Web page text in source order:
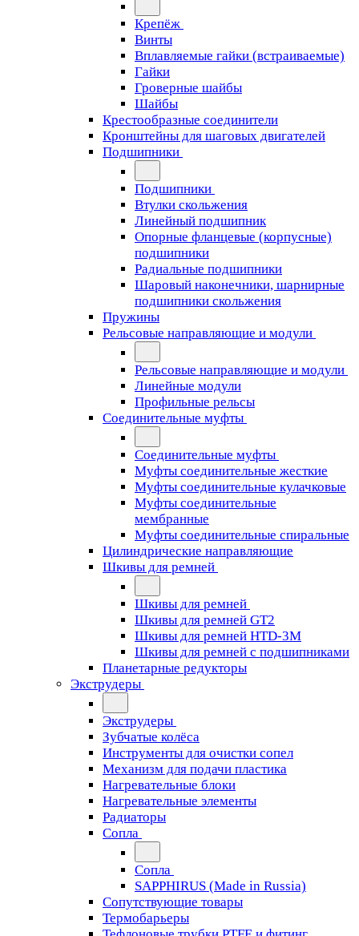
Крепёж
Винты
Вплавляемые гайки (встраиваемые)
Гайки
Гроверные шайбы
Шайбы
Крестообразные соединители
Кронштейны для шаговых двигателей
Подшипники
Подшипники
Втулки скольжения
Линейный подшипник
Опорные фланцевые (корпусные)
подшипники
Радиальные подшипники
Шаровый наконечники, шарнирные
подшипники скольжения
Пружины
Рельсовые направляющие и модули
Рельсовые направляющие и модули
Линейные модули
Профильные рельсы
Соединительные муфты
Соединительные муфты
Муфты соединительные жесткие
Муфты соединительные кулачковые
Муфты соединительные
мембранные
Муфты соединительные спиральные
Цилиндрические направляющие
Шкивы для ремней
Шкивы для ремней
Шкивы для ремней GT2
Шкивы для ремней HTD-3M
Шкивы для ремней с подшипниками
Планетарные редукторы
Экструдеры
Экструдеры
Зубчатые колёса
Инструменты для очистки сопел
Механизм для подачи пластика
Нагревательные блоки
Нагревательные элементы
Радиаторы
Сопла
Сопла
SAPPHIRUS (Made in Russia)
Сопутствующие товары
Термобарьеры